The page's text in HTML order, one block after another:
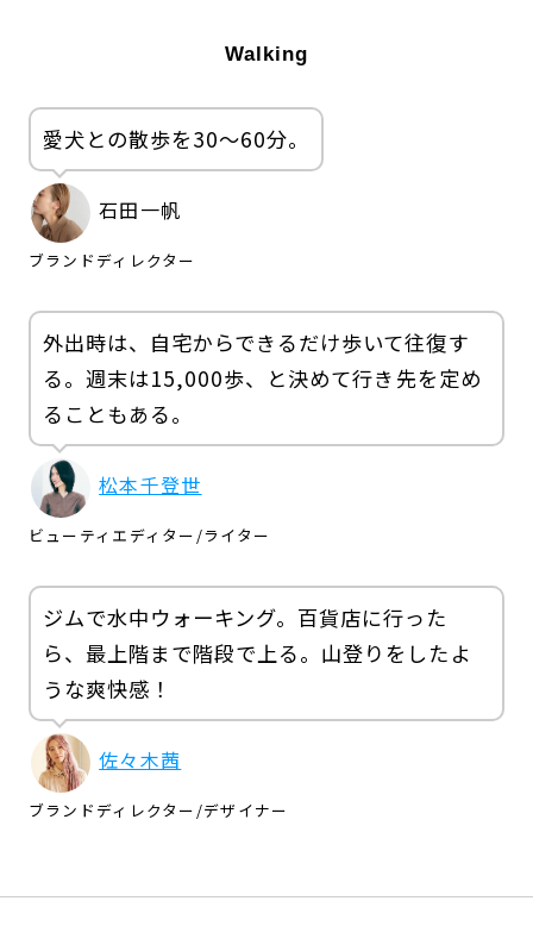
Walking
愛犬との散歩を30〜60分。
石田一帆
ブランドディレクター
外出時は、自宅からできるだけ歩いて往復す
る。週末は15,000歩、と決めて行き先を定め
ることもある。
松本千登世
ビューティエディター /ライター
ジムで水中ウォーキング。百貨店に行った
ら、最上階まで階段で上る。山登りをしたよ
うな爽快感！
佐々木茜
ブランドディレクター /デザイナー